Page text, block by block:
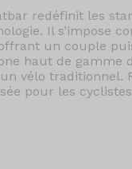
redéfinit les
Il s’impose
un couple
haut de gamme
vélo
pour les